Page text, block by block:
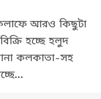
আরও কিছুটা
হচ্ছে হলুদ
কলকাতা-সহ